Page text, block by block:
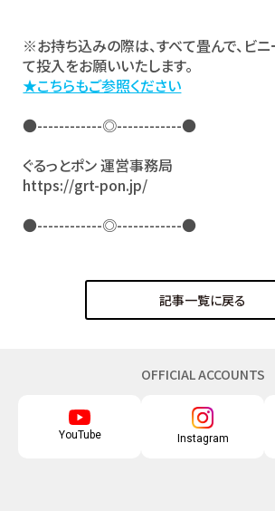
※お持ち込みの際は、すべて畳んで、ビ
て投入をお願いいたします。
★こちらもご参照ください
●------------◎------------●
ぐるっとポン 運営事務局
https://grt-pon.jp/
●------------◎------------●
記事一覧に戻る
OFFICIAL ACCOUNTS
YouTube Instagram